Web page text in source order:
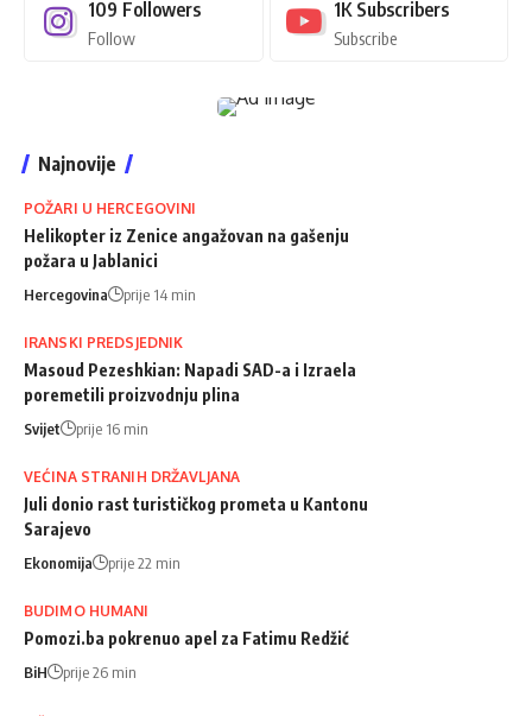
109 Followers
Follow
1K Subscribers
Subscribe
Najnovije
POŽARI U HERCEGOVINI
Helikopter iz Zenice angažovan na gašenju
požara u Jablanici
Hercegovina prije 14 min
IRANSKI PREDSJEDNIK
Masoud Pezeshkian: Napadi SAD-a i Izraela
poremetili proizvodnju plina
Svijet prije 16 min
VEĆINA STRANIH DRŽAVLJANA
Juli donio rast turističkog prometa u Kantonu
Sarajevo
Ekonomija prije 22 min
BUDIMO HUMANI
Pomozi.ba pokrenuo apel za Fatimu Redžić
BiH prije 26 min